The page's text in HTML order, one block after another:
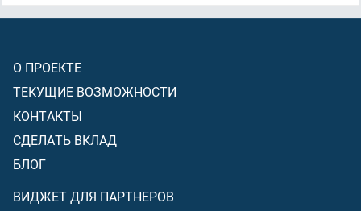
О ПРОЕКТЕ
ТЕКУЩИЕ ВОЗМОЖНОСТИ
КОНТАКТЫ
СДЕЛАТЬ ВКЛАД
БЛОГ
ВИДЖЕТ ДЛЯ ПАРТНЕРОВ